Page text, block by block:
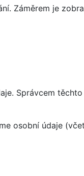
Záměrem je
Správcem
osobní údaje